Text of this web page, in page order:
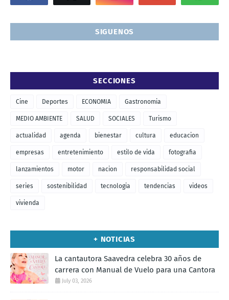
SIGUENOS
SECCIONES
Cine Deportes ECONOMIA Gastronomia
MEDIO AMBIENTE SALUD SOCIALES Turismo
actualidad agenda bienestar cultura educacion
empresas entretenimiento estilo de vida fotografia
lanzamientos motor nacion responsabilidad social
series sostenibilidad tecnologia tendencias videos
vivienda
+ NOTICIAS
La cantautora Saavedra celebra 30 años de
carrera con Manual de Vuelo para una Cantora
July 03, 2026